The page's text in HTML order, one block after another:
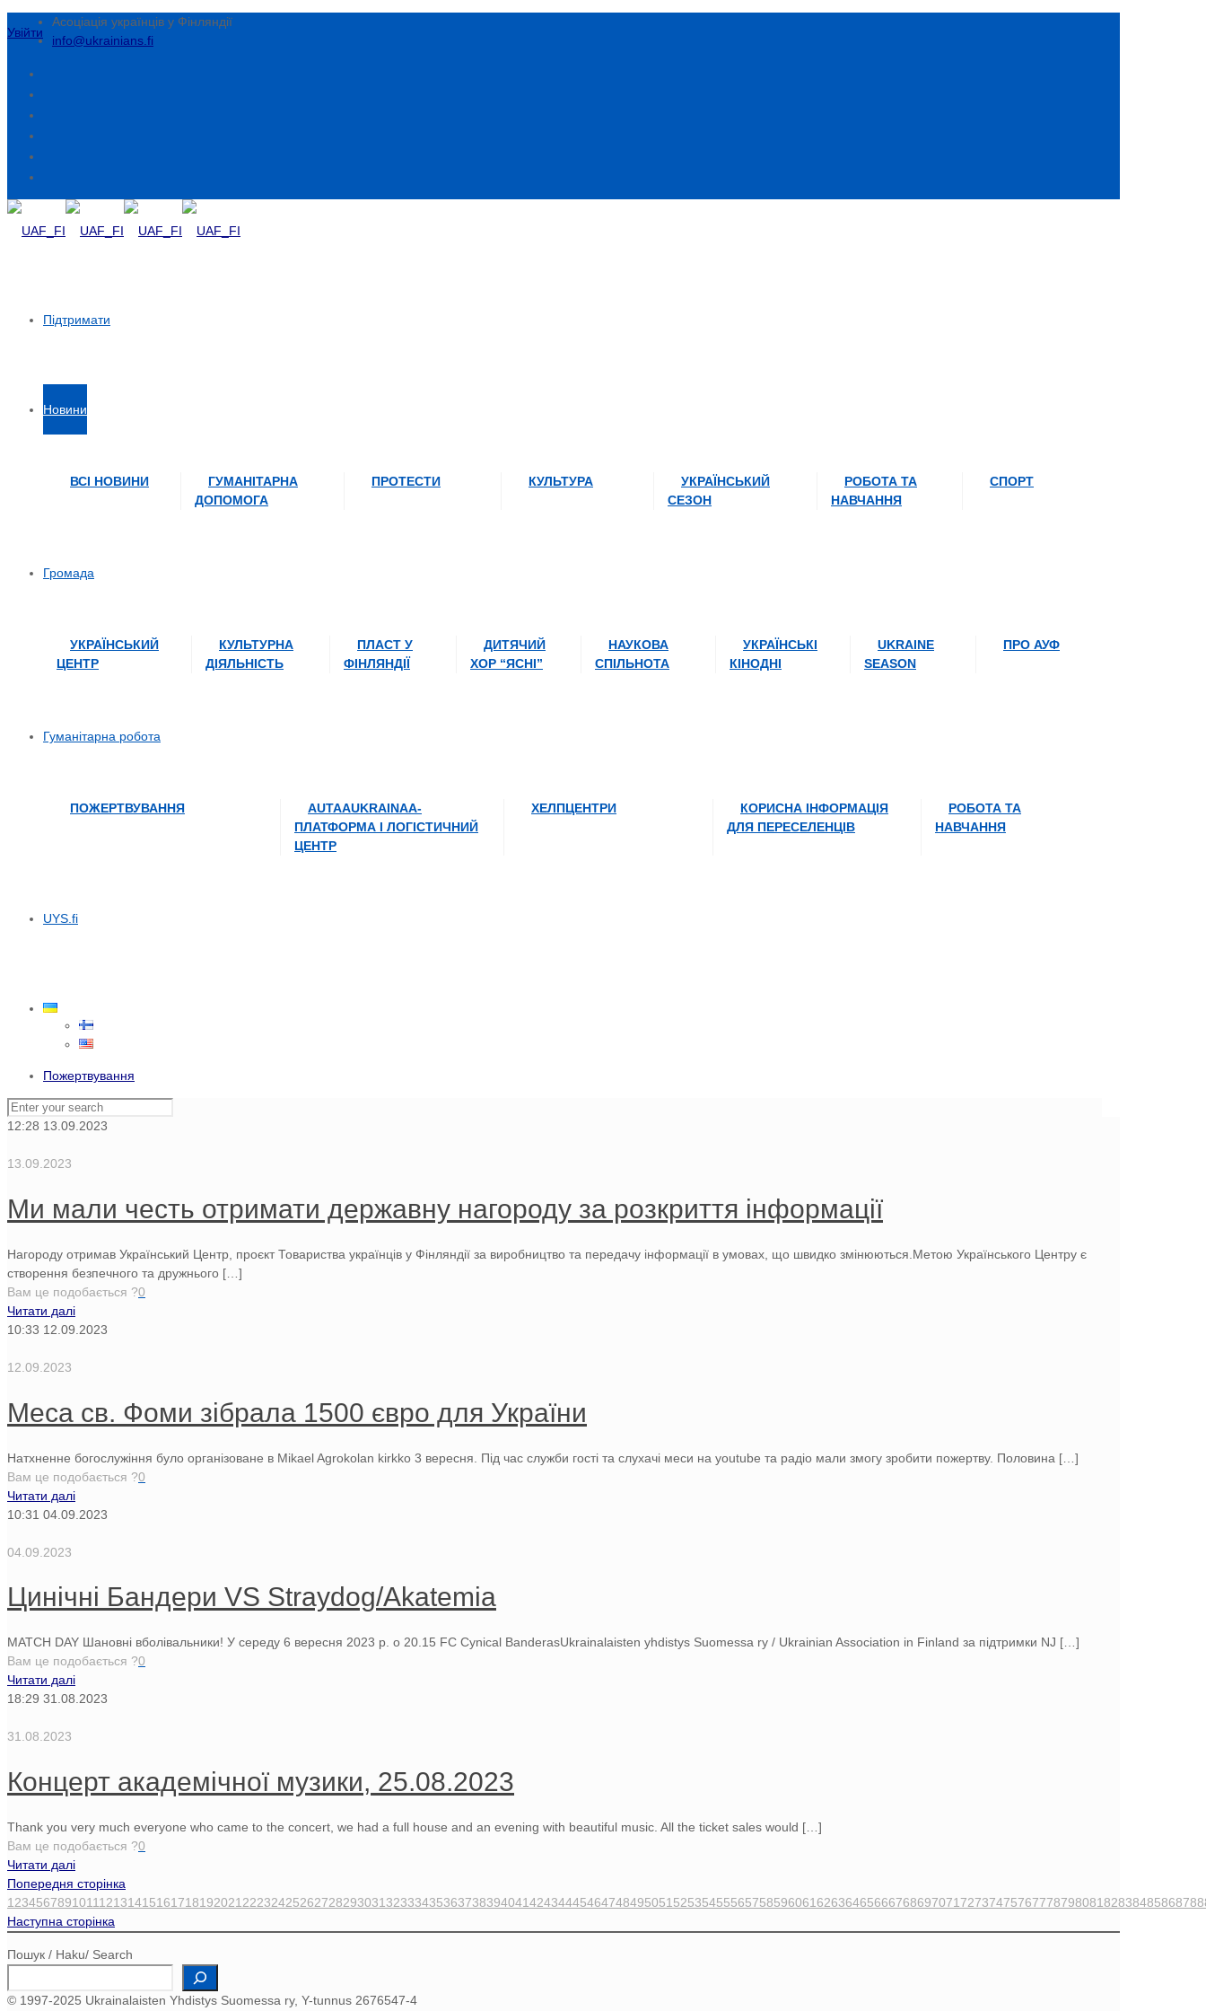
Увійти
Асоціація українців у Фінляндії
info@ukrainians.fi
Підтримати
Новини
ВСІ НОВИНИ
ГУМАНІТАРНА
ДОПОМОГА
ПРОТЕСТИ КУЛЬТУРА
УКРАЇНСЬКИЙ
СЕЗОН
РОБОТА ТА
НАВЧАННЯ
СПОРТ
Громада
УКРАЇНСЬКИЙ
ЦЕНТР
КУЛЬТУРНА
ДІЯЛЬНІСТЬ
ПЛАСТ У
ФІНЛЯНДІЇ
ДИТЯЧИЙ
ХОР “ЯСНІ”
НАУКОВА
СПІЛЬНОТА
УКРАЇНСЬКІ
КІНОДНІ
UKRAINE
SEASON
ПРО АУФ
Гуманітарна робота
ПОЖЕРТВУВАННЯ
AUTAAUKRAINAA-
ПЛАТФОРМА І ЛОГІСТИЧНИЙ
ЦЕНТР
ХЕЛПЦЕНТРИ
КОРИСНА ІНФОРМАЦІЯ
ДЛЯ ПЕРЕСЕЛЕНЦІВ
РОБОТА ТА
НАВЧАННЯ
UYS.fi
Пожертвування
12:28 13.09.2023
13.09.2023
Ми мали честь отримати державну нагороду за розкриття інформації
Нагороду отримав Український Центр, проєкт Товариства українців у Фінляндії за виробництво та передачу інформації в умовах, що швидко змінюються.Метою Українського Центру є
створення безпечного та дружнього […]
Вам це подобається ?0
Читати далі
10:33 12.09.2023
12.09.2023
Меса св. Фоми зібрала 1500 євро для України
Натхненне богослужіння було організоване в Mikael Agrokolan kirkko 3 вересня. Під час служби гості та слухачі меси на youtube та радіо мали змогу зробити пожертву. Половина […]
Вам це подобається ?0
Читати далі
10:31 04.09.2023
04.09.2023
Цинічні Бандери VS Straydog/Akatemia
MATCH DAY Шановні вболівальники! У середу 6 вересня 2023 р. о 20.15 FC Cynical BanderasUkrainalaisten yhdistys Suomessa ry / Ukrainian Association in Finland за підтримки NJ […]
Вам це подобається ?0
Читати далі
18:29 31.08.2023
31.08.2023
Концерт академічної музики, 25.08.2023
Thank you very much everyone who came to the concert, we had a full house and an evening with beautiful music. All the ticket sales would […]
Вам це подобається ?0
Читати далі
Попередня сторінка
1 23456789101112131415161718192021 22232425262728293031 3233343536373839404142434445464748495051 52535455565758596061 626364656667686970717273747576777879808182838485868788
Наступна сторінка
Пошук / Haku/ Search
© 1997-2025 Ukrainalaisten Yhdistys Suomessa ry, Y-tunnus 2676547-4